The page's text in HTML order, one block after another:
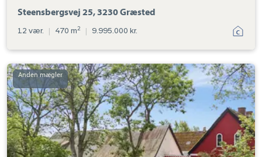
Steensbergsvej 25, 3230 Græsted
12 vær. | 470 m2 | 9.995.000 kr.
Landejendom:
Højsagervej
16,
Langerød,
3480
Fredensborg